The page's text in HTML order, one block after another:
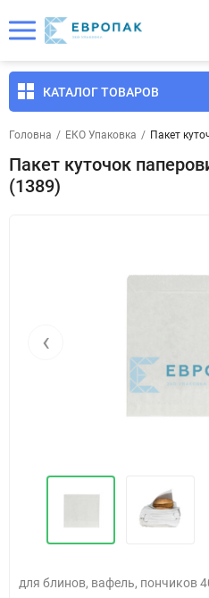
КАТАЛОГ ТОВАРОВ
Головна / ЕКО Упаковка / Пакет
Пакет куточок
(1389)
‹
для